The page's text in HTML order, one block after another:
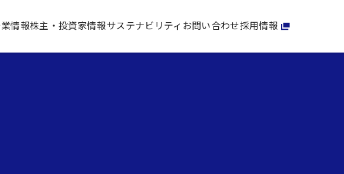
情報株主・投資家情報サステナビリティ お問い合わせ採用情報